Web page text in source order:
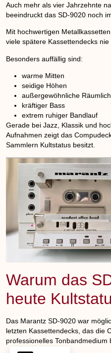
Auch mehr als vier Jahrzehnte
beeindruckt das SD-9020 noch
Mit hochwertigen
viele spätere Kassettendecks nie
Besonders auffällig sind:
warme Mitten
seidige Höhen
außergewöhnliche
kräftiger Bass
extrem ruhiger Bandlauf
Gerade bei Jazz, Klassik und
Aufnahmen zeigt das
Sammlern Kultstatus besitzt.
Warum das
heute
Das Marantz SD-9020 war
letzten Kassettendecks, das die
professionelles Tonbandmedium